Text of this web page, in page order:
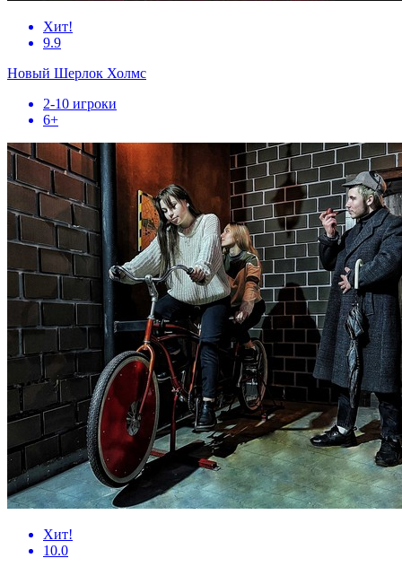
Хит!
9.9
Новый Шерлок Холмс
2-10 игроки
6+
Хит!
10.0